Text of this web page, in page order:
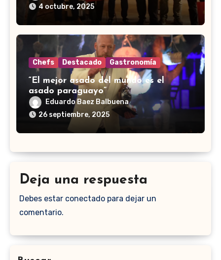
4 octubre, 2025
Chefs Destacado Gastronomía
“El mejor asado del mundo es el
asado paraguayo”
Eduardo Baez Balbuena
26 septiembre, 2025
Deja una respuesta
Debes estar conectado para dejar un
comentario.